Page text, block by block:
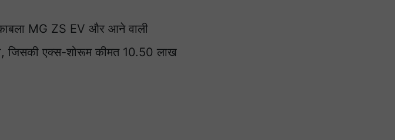
MG ZS EV और आने वाली
जिसकी एक्स-शोरूम कीमत 10.50 लाख